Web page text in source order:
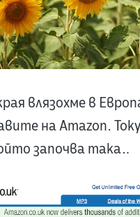
влязохме в
на Amazon.
започва така…